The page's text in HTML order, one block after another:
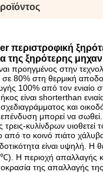
περιστροφική
της ξηρότερης
προηγμένος στην
80% στη θερμική
100% από τον ενιαίο
είναι shorterthan
και
μπορεί να σωθεί.
κυλίνδρων υιοθετεί
από το κοινό πιάτο
είναι υψηλή. Η
Η περιοχή απαλλαγής
της απαλλαγής